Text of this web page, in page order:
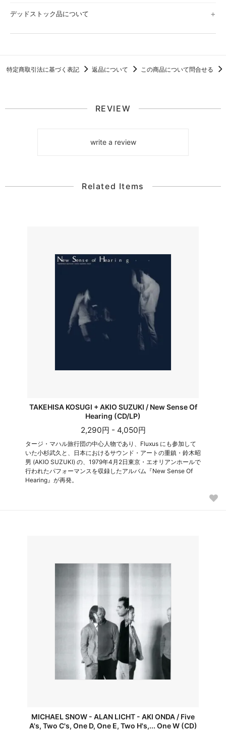
デッドストック品について
特定商取引法に基づく表記 返品について この商品について問合せる
REVIEW
write a review
Related Items
TAKEHISA KOSUGI + AKIO SUZUKI / New Sense Of
Hearing (CD/LP)
2,290円 - 4,050円
タージ・マハル旅行団の中心人物であり、Fluxus にも参加して
いた小杉武久と、日本におけるサウンド・アートの重鎮・鈴木昭
男 (AKIO SUZUKI) の、1979年4月2日東京・エオリアンホールで
行われたパフォーマンスを収録したアルバム『New Sense Of
Hearing』が再発。
MICHAEL SNOW - ALAN LICHT - AKI ONDA / Five
A's, Two C's, One D, One E, Two H's,... One W (CD)